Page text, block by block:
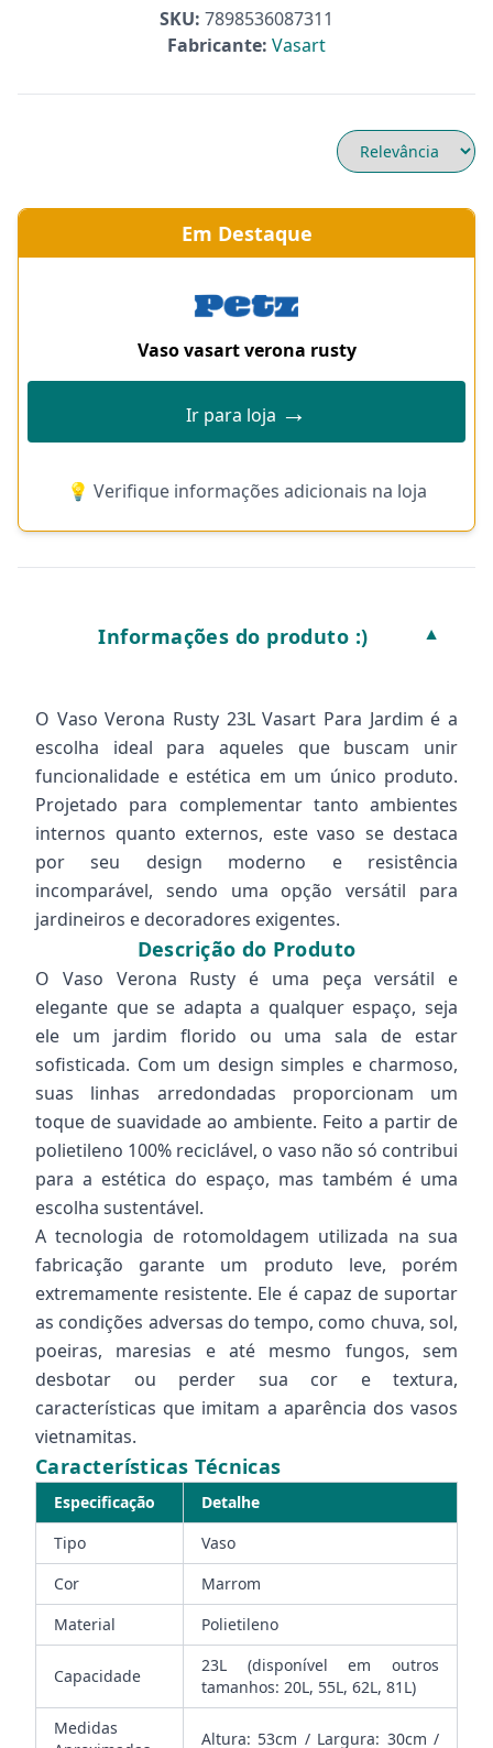
SKU: 7898536087311
Fabricante: Vasart
Em Destaque
Vaso vasart verona rusty
Ir para loja →
💡 Verifique informações adicionais na loja
Informações do produto :) ▼
O Vaso Verona Rusty 23L Vasart Para Jardim é a
escolha ideal para aqueles que buscam unir
funcionalidade e estética em um único produto.
Projetado para complementar tanto ambientes
internos quanto externos, este vaso se destaca
por seu design moderno e resistência
incomparável, sendo uma opção versátil para
jardineiros e decoradores exigentes.
Descrição do Produto
O Vaso Verona Rusty é uma peça versátil e
elegante que se adapta a qualquer espaço, seja
ele um jardim florido ou uma sala de estar
sofisticada. Com um design simples e charmoso,
suas linhas arredondadas proporcionam um
toque de suavidade ao ambiente. Feito a partir de
polietileno 100% reciclável, o vaso não só contribui
para a estética do espaço, mas também é uma
escolha sustentável.
A tecnologia de rotomoldagem utilizada na sua
fabricação garante um produto leve, porém
extremamente resistente. Ele é capaz de suportar
as condições adversas do tempo, como chuva, sol,
poeiras, maresias e até mesmo fungos, sem
desbotar ou perder sua cor e textura,
características que imitam a aparência dos vasos
vietnamitas.
Características Técnicas
Especificação
Detalhe
Tipo
Vaso
Cor
Marrom
Material
Polietileno
Capacidade
23L (disponível em outros
tamanhos: 20L, 55L, 62L, 81L)
Medidas
Altura: 53cm / Largura: 30cm /